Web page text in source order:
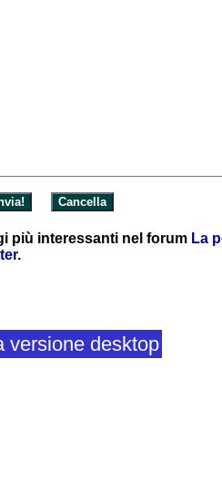
più interessanti nel forum La
.
versione desktop